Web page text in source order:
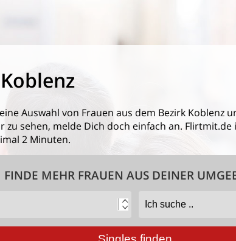
Auswahl von Frauen aus dem Bezirk Koblenz
zu sehen, melde Dich doch einfach an. Flirtmit.de
2 Minuten.
FINDE MEHR FRAUEN AUS DEINER